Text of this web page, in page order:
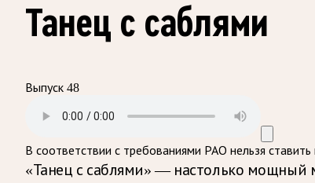
Танец с саблями
Выпуск 48
В соответствии с требованиями РАО нельзя
«Танец с саблями» — настолько мощный